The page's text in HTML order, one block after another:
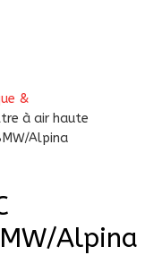
&
à air haute
Alpina
Alpina